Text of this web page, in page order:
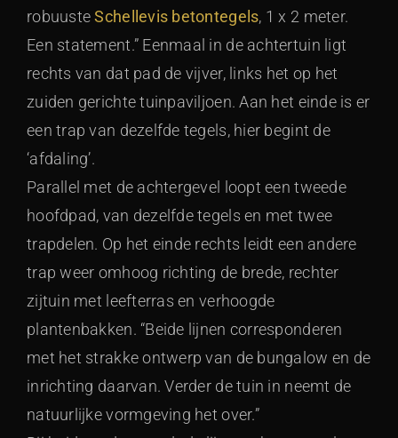
robuusteSchellevis betontegels, 1 x 2 meter.
Een statement.” Eenmaal in de achtertuin ligt
rechts van dat pad de vijver, links het op het
zuiden gerichte tuinpaviljoen. Aan het einde is er
een trap van dezelfde tegels, hier begint de
‘afdaling’.
Parallel met de achtergevel loopt een tweede
hoofdpad, van dezelfde tegels en met twee
trapdelen. Op het einde rechts leidt een andere
trap weer omhoog richting de brede, rechter
zijtuin met leefterras en verhoogde
plantenbakken. “Beide lijnen corresponderen
met het strakke ontwerp van de bungalow en de
inrichting daarvan. Verder de tuin in neemt de
natuurlijke vormgeving het over.”